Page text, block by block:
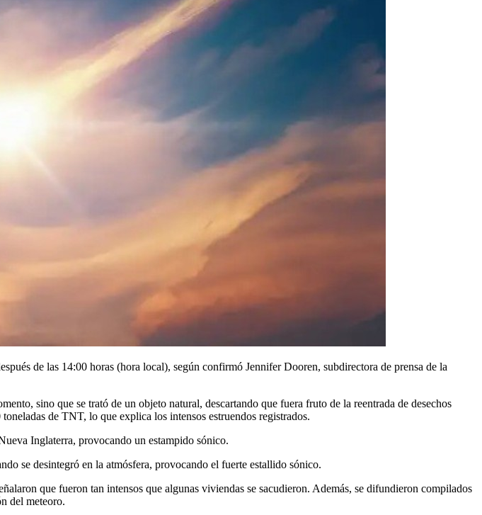
de las 14:00 horas (hora local), según confirmó Jennifer Dooren, subdirectora de prensa de la
sino que se trató de un objeto natural, descartando que fuera fruto de la reentrada de desechos
de TNT, lo que explica los intensos estruendos registrados.
Inglaterra, provocando un estampido sónico.
se desintegró en la atmósfera, provocando el fuerte estallido sónico.
que fueron tan intensos que algunas viviendas se sacudieron. Además, se difundieron compilados
del meteoro.